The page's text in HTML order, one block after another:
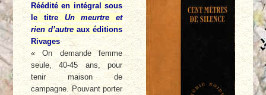
Réédité en intégral sous
le titre Un meurtre et
rien d’autre aux éditions
Rivages
« On demande femme
seule, 40-45 ans, pour
tenir maison de
campagne. Pouvant porter